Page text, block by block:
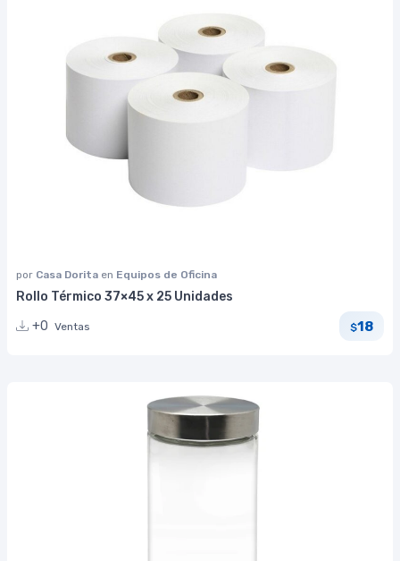
por Casa Dorita en Equipos de Oficina
Rollo Térmico 37×45 x 25 Unidades
+0 Ventas $18